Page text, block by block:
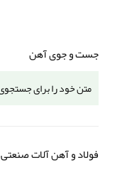
جست و جوی آهن
فولاد و آهن آلات صنعتی